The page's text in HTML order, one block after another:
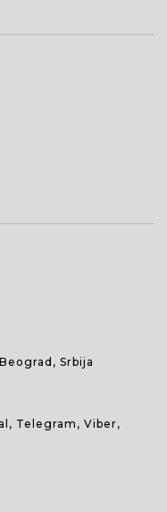
Srbija
Telegram, Viber,